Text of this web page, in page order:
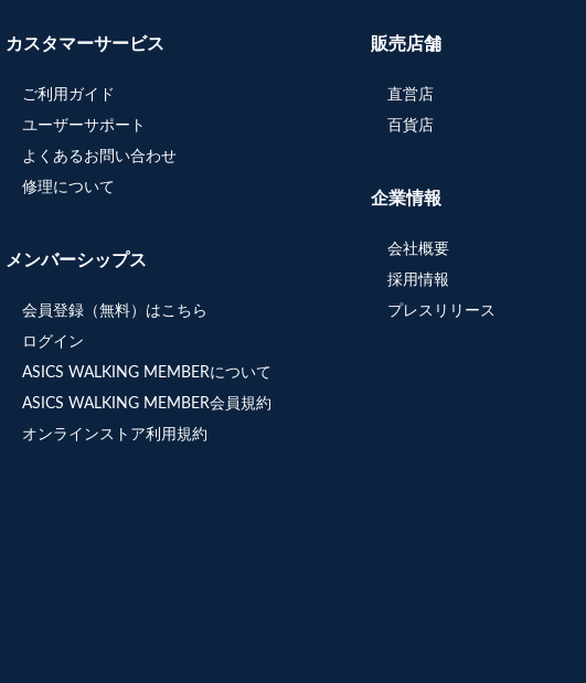
カスタマーサービス
ご利用ガイド
ユーザーサポート
よくあるお問い合わせ
修理について
メンバーシップス
会員登録（無料）はこちら
ログイン
ASICS WALKING MEMBERについて
ASICS WALKING MEMBER会員規約
オンラインストア利用規約
販売店舗
直営店
百貨店
企業情報
会社概要
採用情報
プレスリリース